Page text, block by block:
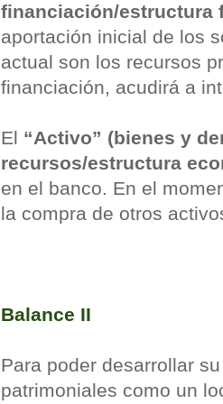
financiación/estructura
aportación inicial de los
actual son los recursos
financiación, acudirá a
El “Activo” (bienes y
recursos/estructura
en el banco. En el
la compra de otros
Balance II
Para poder desarrollar
patrimoniales como un